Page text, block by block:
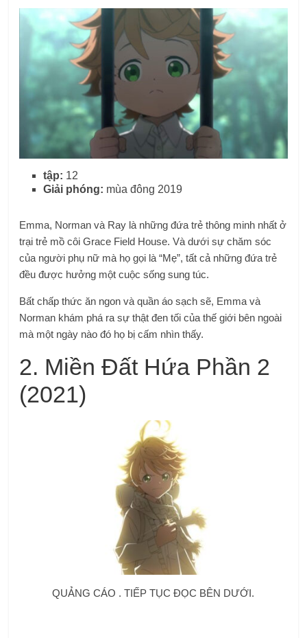
tập: 12
Giải phóng: mùa đông 2019
Emma, ​​Norman và Ray là những đứa trẻ thông minh nhất ở
trại trẻ mồ côi Grace Field House. Và dưới sự chăm sóc
của người phụ nữ mà họ gọi là “Mẹ”, tất cả những đứa trẻ
đều được hưởng một cuộc sống sung túc.
Bất chấp thức ăn ngon và quần áo sạch sẽ, Emma và
Norman khám phá ra sự thật đen tối của thế giới bên ngoài
mà một ngày nào đó họ bị cấm nhìn thấy.
2. Miền Đất Hứa Phần 2
(2021)
QUẢNG CÁO . TIẾP TỤC ĐỌC BÊN DƯỚI.